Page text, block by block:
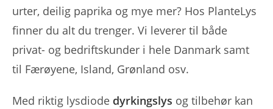
urter, deilig paprika og mye mer? Hos PlanteLys
finner du alt du trenger. Vi leverer til både
privat- og bedriftskunder i hele Danmark samt
til Færøyene, Island, Grønland osv.
Med riktig lysdiode dyrkingslys og tilbehør kan